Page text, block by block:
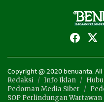
Copyright @ 2020 benuanta. All
Redaksi
Info Iklan
Pedoman Media Siber
SOP Perlindungan Wartawan